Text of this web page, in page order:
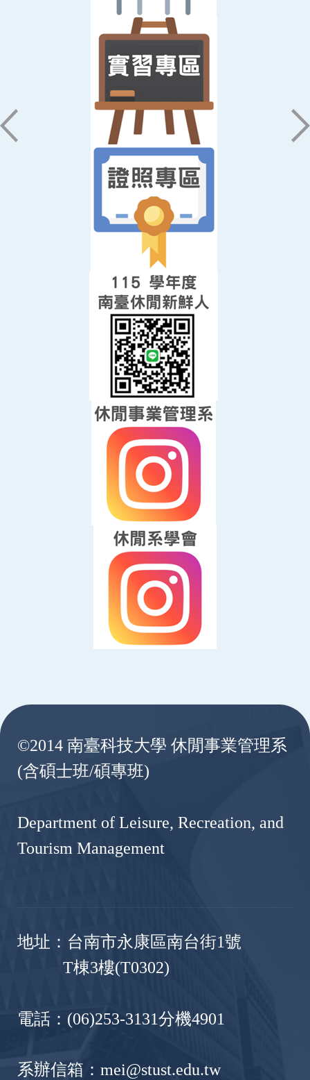
©2014 南臺科技大學 休閒事業管理系
(含碩士班/碩專班)
Department of Leisure, Recreation, and
Tourism Management
地址：台南市永康區南台街1號
T棟3樓(T0302)
電話：(06)253-3131分機4901
系辦信箱：mei@stust.edu.tw